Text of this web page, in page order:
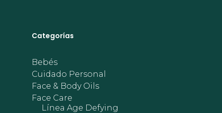
Categorías
Bebés
Cuidado Personal
Face & Body Oils
Face Care
Línea Age Defying